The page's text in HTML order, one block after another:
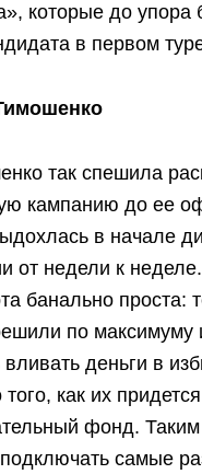
которые до упора
в первом
так спешила
кампанию до ее
в начале
от недели к
банально проста:
по максимуму
деньги в
как их
фонд.
самые